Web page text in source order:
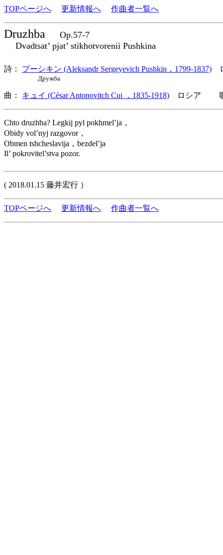
TOPページへ 更新情報へ 作曲者一覧へ
Druzhba
Op.57-7
Dvadtsat’ pjat’ stikhotvorenii Pushkina
詩： プーシキン (Aleksandr Sergeyevich Pushkin，1799-1837)
Дружба
曲： キュイ (César Antonovitch Cui ，1835-1918) ロシア 歌
Chto druzhba? Legkij pyl pokhmel’ja，
Obidy vol’nyj razgovor，
Obmen tshcheslavija，bezdel’ja
Il’ pokrovitel’stva pozor.
( 2018.01.15 藤井宏行 ）
TOPページへ 更新情報へ 作曲者一覧へ